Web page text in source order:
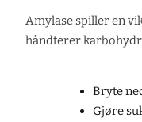
Amylase spiller en
håndterer
Bryte
Gjøre